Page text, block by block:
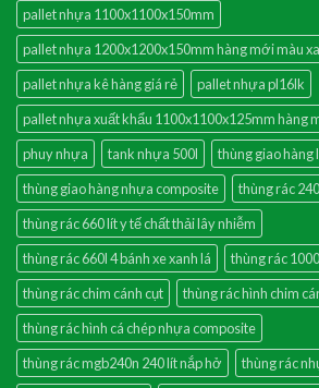
pallet nhựa 1100x1100x150mm
pallet nhựa 1200x1200x150mm hàng mới màu
pallet nhựa kê hàng giá rẻ
pallet nhựa pl16lk
pallet nhựa xuất khẩu 1100x1100x125mm hàng
phuy nhựa
tank nhựa 500l
thùng giao hàng
thùng giao hàng nhựa composite
thùng rác
thùng rác 660 lít y tế chất thải lây nhiễm
thùng rác 660l 4 bánh xe xanh lá
thùng rác
thùng rác chim cánh cụt
thùng rác hình chim
thùng rác hình cá chép nhựa composite
thùng rác mgb240n 240 lít nắp hở
thùng rác